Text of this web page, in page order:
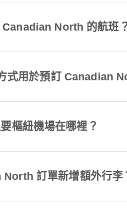
North 的航班？
式用於預訂 Canadian
樞紐機場在哪裡？
訂單新增額外行李